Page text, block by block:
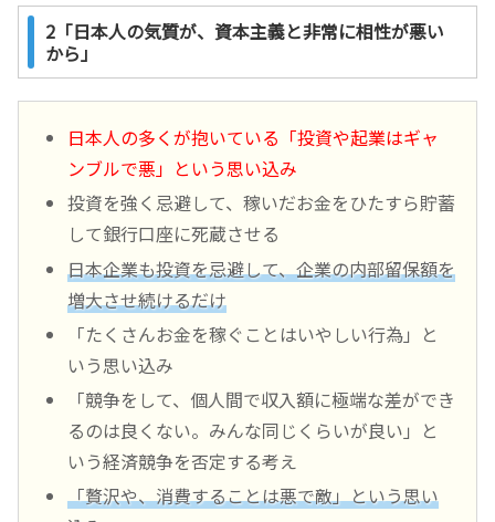
2「日本人の気質が、資本主義と非常に相性が悪い
から」
日本人の多くが抱いている「投資や起業はギャ
ンブルで悪」という思い込み
投資を強く忌避して、稼いだお金をひたすら貯蓄
して銀行口座に死蔵させる
日本企業も投資を忌避して、企業の内部留保額を
増大させ続けるだけ
「たくさんお金を稼ぐことはいやしい行為」と
いう思い込み
「競争をして、個人間で収入額に極端な差ができ
るのは良くない。みんな同じくらいが良い」と
いう経済競争を否定する考え
「贅沢や、消費することは悪で敵」という思い